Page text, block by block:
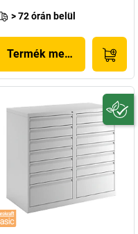
> 72 órán belül
Termék megjelenítése